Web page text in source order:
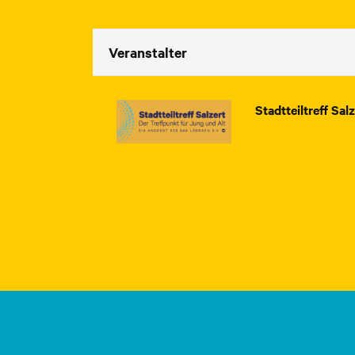
Veranstalter
Stadtteiltreff